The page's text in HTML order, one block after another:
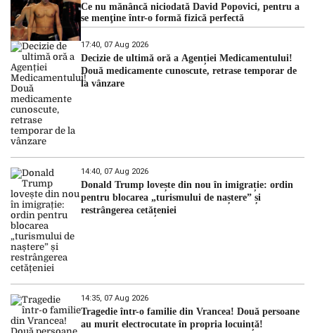
Ce nu mănâncă niciodată David Popovici, pentru a
se menţine într-o formă fizică perfectă
17:40, 07 Aug 2026
Decizie de ultimă oră a Agenției Medicamentului!
Două medicamente cunoscute, retrase temporar de
la vânzare
14:40, 07 Aug 2026
Donald Trump lovește din nou în imigrație: ordin
pentru blocarea „turismului de naștere” și
restrângerea cetățeniei
14:35, 07 Aug 2026
Tragedie într-o familie din Vrancea! Două persoane
au murit electrocutate în propria locuință!